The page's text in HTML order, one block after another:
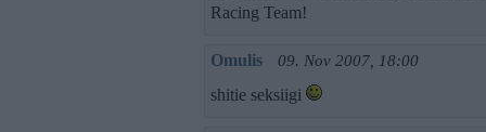
Racing Team!
Omulis 09. Nov 2007, 18:00
shitie seksiigi